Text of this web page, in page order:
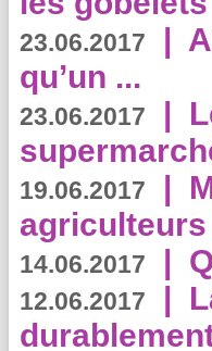
23.06.2017 |
qu’un ...
23.06.2017 |
19.06.2017 |
agriculteurs
14.06.2017 |
12.06.2017 |